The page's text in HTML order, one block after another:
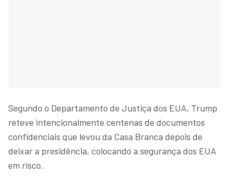
Segundo o Departamento de Justiça dos EUA, Trump
reteve intencionalmente centenas de documentos
confidenciais que levou da Casa Branca depois de
deixar a presidência, colocando a segurança dos EUA
em risco.